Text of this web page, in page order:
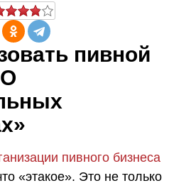
пивной
пивного бизнеса
«этакое». Это не только